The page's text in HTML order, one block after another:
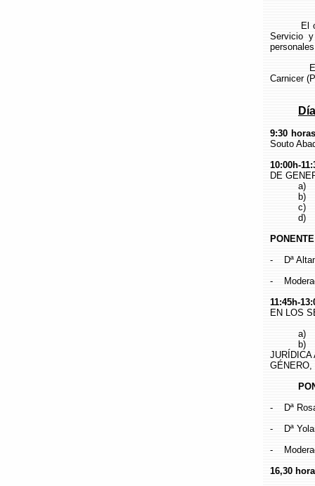
El
Servicio
Están
Carnicer
9:30
Souto
10:00h-
DE
a)
b)
c)
d)
- Dª
-
11:45h-
EN LOS
a)
b)
JURÍDICA
- Dª Rosa
- Dª
-
16,30